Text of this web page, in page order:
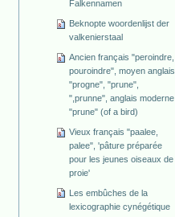
Falkennamen
Beknopte woordenlijst der
valkenierstaal
Ancien français "peroindre,
pouroindre", moyen anglais
"progne", "prune",
",prunne", anglais moderne
"prune" (of a bird)
Vieux français "paalee,
palee", 'pâture préparée
pour les jeunes oiseaux de
proie'
Les embûches de la
lexicographie cynégétique